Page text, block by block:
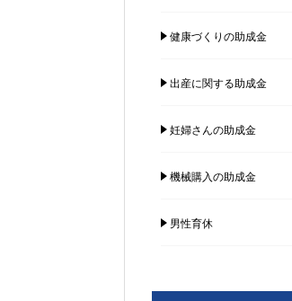
健康づくりの助成金
出産に関する助成金
妊婦さんの助成金
機械購入の助成金
男性育休